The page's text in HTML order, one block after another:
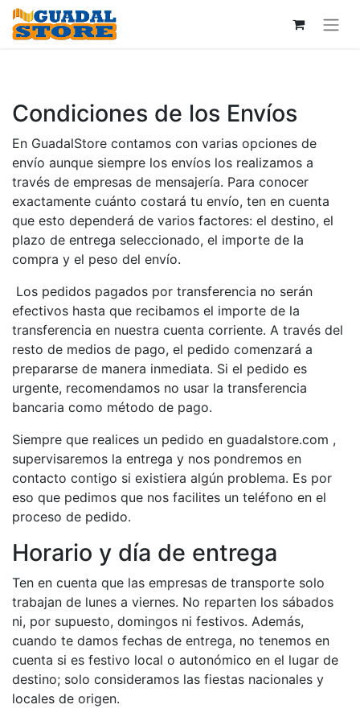
Condiciones de los Envíos
En GuadalStore contamos con varias opciones de
envío aunque siempre los envíos los realizamos a
través de empresas de mensajería. Para conocer
exactamente cuánto costará tu envío, ten en cuenta
que esto dependerá de varios factores: el destino, el
plazo de entrega seleccionado, el importe de la
compra y el peso del envío.
Los pedidos pagados por transferencia no serán
efectivos hasta que recibamos el importe de la
transferencia en nuestra cuenta corriente. A través del
resto de medios de pago, el pedido comenzará a
prepararse de manera inmediata. Si el pedido es
urgente, recomendamos no usar la transferencia
bancaria como método de pago.
Siempre que realices un pedido en guadalstore.com ,
supervisaremos la entrega y nos pondremos en
contacto contigo si existiera algún problema. Es por
eso que pedimos que nos facilites un teléfono en el
proceso de pedido.
Horario y día de entrega
Ten en cuenta que las empresas de transporte solo
trabajan de lunes a viernes. No reparten los sábados
ni, por supuesto, domingos ni festivos. Además,
cuando te damos fechas de entrega, no tenemos en
cuenta si es festivo local o autonómico en el lugar de
destino; solo consideramos las fiestas nacionales y
locales de origen.